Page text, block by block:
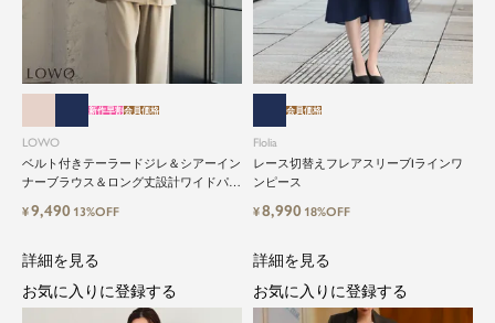
LOWO
ベルト付きテーラードジレ＆シアーイン
ナーブラウス＆ロング丈設計ワイドパン
新作早割会員価格
¥9,490 13%OFF
Flolia
レース切替えフレアスリーブIラインワ
ンピース
会員価格
¥8,990 18%OFF
詳細を見る
お気に入りに登録する
詳細を見る
お気に入りに登録する